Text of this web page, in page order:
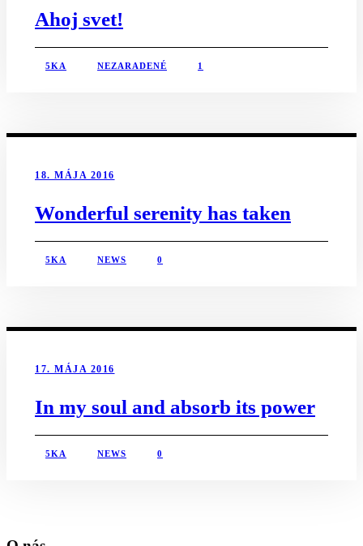
Ahoj svet!
5KA NEZARADENÉ 1
18. MÁJA 2016
Wonderful serenity has taken
5KA NEWS 0
17. MÁJA 2016
In my soul and absorb its power
5KA NEWS 0